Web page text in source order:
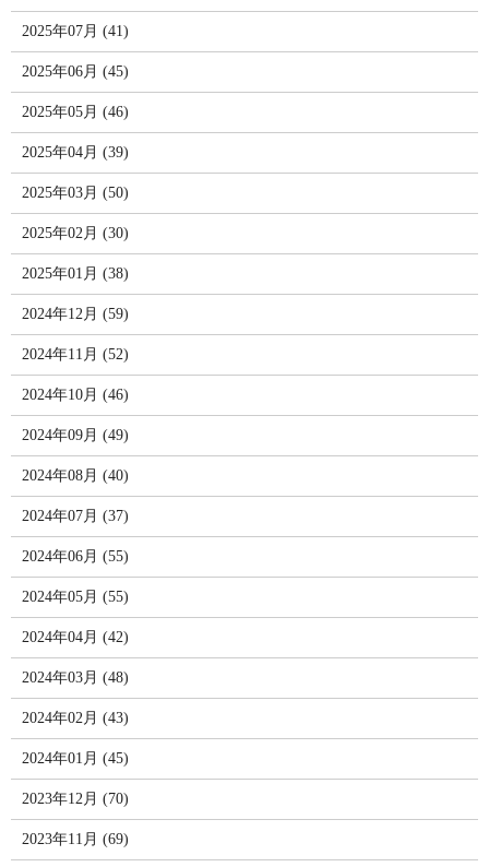
2025年07月 (41)
2025年06月 (45)
2025年05月 (46)
2025年04月 (39)
2025年03月 (50)
2025年02月 (30)
2025年01月 (38)
2024年12月 (59)
2024年11月 (52)
2024年10月 (46)
2024年09月 (49)
2024年08月 (40)
2024年07月 (37)
2024年06月 (55)
2024年05月 (55)
2024年04月 (42)
2024年03月 (48)
2024年02月 (43)
2024年01月 (45)
2023年12月 (70)
2023年11月 (69)